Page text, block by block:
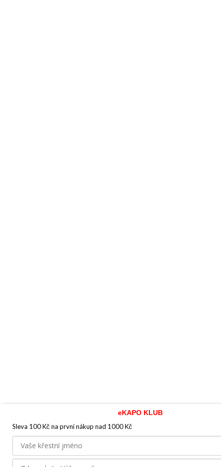
eKAPO KLUB
Sleva 100 Kč na první nákup nad 1000 Kč